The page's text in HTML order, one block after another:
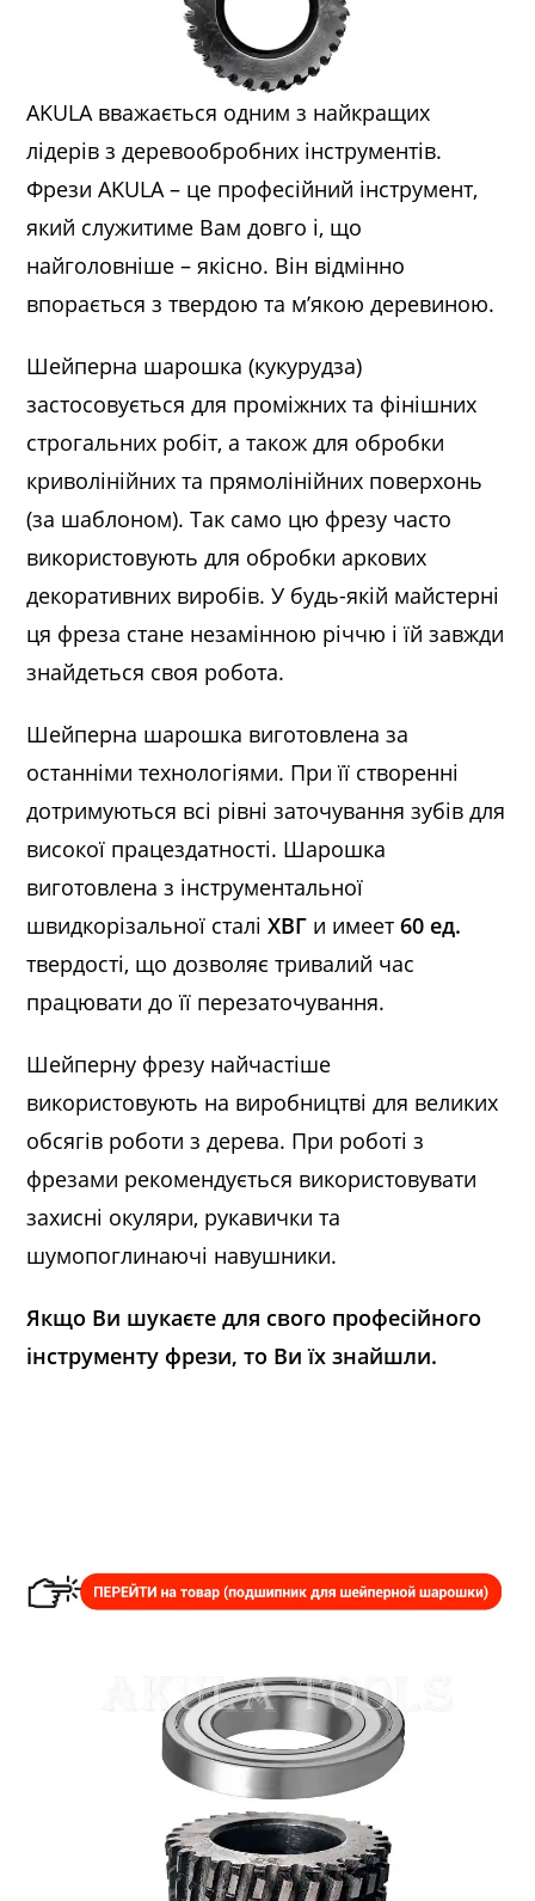
AKULA вважається одним з найкращих
лідерів з деревообробних інструментів.
Фрези AKULA – це професійний інструмент,
який служитиме Вам довго і, що
найголовніше – якісно. Він відмінно
впорається з твердою та м’якою деревиною.
Шейперна шарошка (кукурудза)
застосовується для проміжних та фінішних
строгальних робіт, а також для обробки
криволінійних та прямолінійних поверхонь
(за шаблоном). Так само цю фрезу часто
використовують для обробки аркових
декоративних виробів. У будь-якій майстерні
ця фреза стане незамінною річчю і їй завжди
знайдеться своя робота.
Шейперна шарошка виготовлена за
останніми технологіями. При її створенні
дотримуються всі рівні заточування зубів для
високої працездатності. Шарошка
виготовлена з інструментальної
швидкорізальної сталіХВГ и имеет60 ед.
твердості, що дозволяє тривалий час
працювати до її перезаточування.
Шейперну фрезу найчастіше
використовують на виробництві для великих
обсягів роботи з дерева. При роботі з
фрезами рекомендується використовувати
захисні окуляри, рукавички та
шумопоглинаючі навушники.
Якщо Ви шукаєте для свого професійного
інструменту фрези, то Ви їх знайшли.